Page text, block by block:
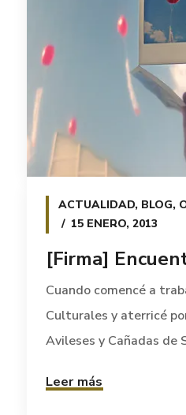
ACTUALIDAD, BLOG,
15 ENERO, 2013
[Firma]
Cuando comencé a
Culturales y aterricé
Avileses y Cañadas de
Leer más